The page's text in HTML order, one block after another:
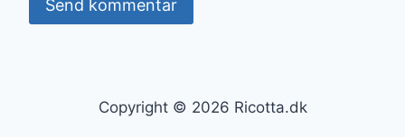
Copyright © 2026 Ricotta.dk